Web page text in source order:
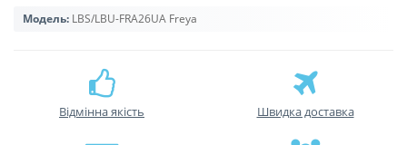
Модель: LBS/LBU-FRA26UA Freya
Відмінна якість Швидка доставка